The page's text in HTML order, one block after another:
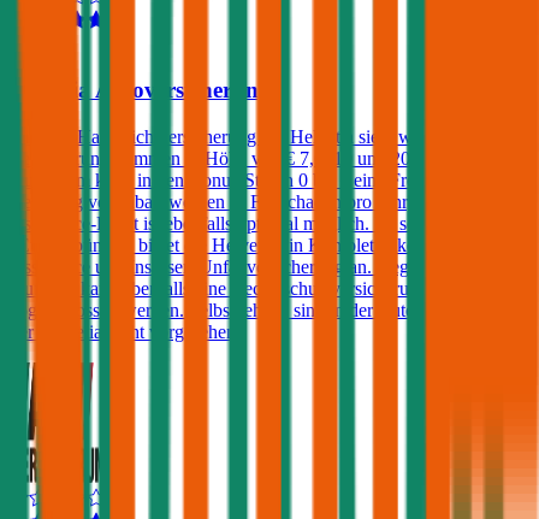
Helvetia Autoversicherung
Die Kfz-Haftpflichtversicherung der Helvetia sieht wählbare
Versicherungssummen in Höhe von € 7,6, 10 und 20 Millionen vor.
Außerdem kann in den Bonus-Stufen 0 bis 7 eine Freischaden-
Regelung vereinbart werden (1 Freischaden pro Jahr). Ein
Assistance-Paket ist ebenfalls optional möglich. Im sogenannten
„Europabündel“ bietet die Helvetia ein Komplettpaket inklusive
Assistance und Insassen-Unfallversicherung an. Gegen einen
Aufpreis kann ebenfalls eine Rechtsschutzversicherung
abgeschlossen werden. Selbstbehalte sind in der Auto-Haftpflicht
der Helvetia nicht vorgesehen.